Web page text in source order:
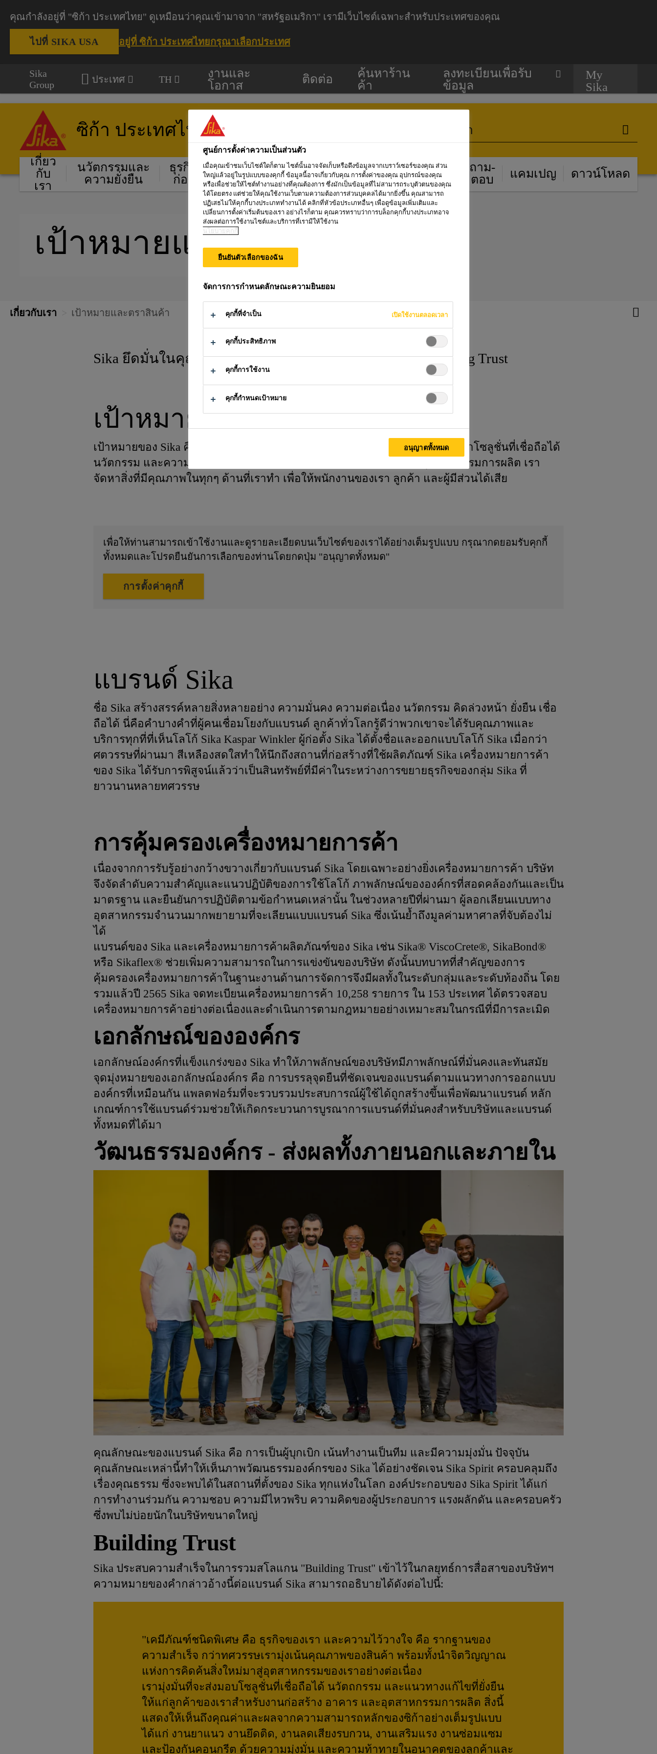
คุณกำลังอยู่ที่ "ซิก้า ประเทศไทย" ดูเหมือนว่าคุณเข้ามาจาก "สหรัฐอเมริกา" เรามีเว็บไซต์เฉพาะสำหรับประเทศของคุณ
ไปที่ SIKA USA อยู่ที่ ซิก้า ประเทศไทยกรุณาเลือกประเทศ
Sika
Group
ประเทศ TH
งานและ
โอกาส
ติดต่อ
ค้นหาร้าน
ค้า
ลงทะเบียนเพื่อรับ
ข้อมูล
My
Sika
ซิก้า ประเทศไทย
เกี่ยว
กับ
เรา
นวัตกรรมและ
ความยั่งยืน
ธุรกิจงาน
ก่อสร้าง
ธุรกิจกาว
อุตสาหกรรม
ธุรกิจ
ร้าน
ค้า
โครงการ
อ้างอิง
เรื่อง
น่ารู้
ถาม-
ตอบ
แคมเปญ ดาวน์โหลด
เป้าหมายและตราสินค้า
เกี่ยวกับเรา เป้าหมายและตราสินค้า
Sika ยึดมั่นในคุณภาพ นวัตกรรม และการบริการลูกค้า - Building Trust
เป้าหมายของ Sika
เป้าหมายของ Sika คือ การมุ่งหวังที่จะพบกับความท้าทายในอนาคตโดยการจัดหาโซลูชั่นที่เชื่อถือได้
นวัตกรรม และความยั่งยืนในระยะยาวสำหรับการก่อสร้าง อาคาร และอุตสาหกรรมการผลิต เรา
จัดหาสิ่งที่มีคุณภาพในทุกๆ ด้านที่เราทำ เพื่อให้พนักงานของเรา ลูกค้า และผู้มีส่วนได้เสีย
เพื่อให้ท่านสามารถเข้าใช้งานและดูรายละเอียดบนเว็บไซต์ของเราได้อย่างเต็มรูปแบบ กรุณากดยอมรับคุกกี้
ทั้งหมดและโปรดยืนยันการเลือกของท่านโดยกดปุ่ม "อนุญาตทั้งหมด"
การตั้งค่าคุกกี้
แบรนด์ Sika
ชื่อ Sika สร้างสรรค์หลายสิ่งหลายอย่าง ความมั่นคง ความต่อเนื่อง นวัตกรรม คิดล่วงหน้า ยั่งยืน เชื่อ
ถือได้ นี่คือคำบางคำที่ผู้คนเชื่อมโยงกับแบรนด์ ลูกค้าทั่วโลกรู้ดีว่าพวกเขาจะได้รับคุณภาพและ
บริการทุกที่ที่เห็นโลโก้ Sika Kaspar Winkler ผู้ก่อตั้ง Sika ได้ตั้งชื่อและออกแบบโลโก้ Sika เมื่อกว่า
ศตวรรษที่ผ่านมา สีเหลืองสดใสทำให้นึกถึงสถานที่ก่อสร้างที่ใช้ผลิตภัณฑ์ Sika เครื่องหมายการค้า
ของ Sika ได้รับการพิสูจน์แล้วว่าเป็นสินทรัพย์ที่มีค่าในระหว่างการขยายธุรกิจของกลุ่ม Sika ที่
ยาวนานหลายทศวรรษ
การคุ้มครองเครื่องหมายการค้า
เนื่องจากการรับรู้อย่างกว้างขวางเกี่ยวกับแบรนด์ Sika โดยเฉพาะอย่างยิ่งเครื่องหมายการค้า บริษัท
จึงจัดลำดับความสำคัญและแนวปฏิบัติของการใช้โลโก้ ภาพลักษณ์ขององค์กรที่สอดคล้องกันและเป็น
มาตรฐาน และยืนยันการปฏิบัติตามข้อกำหนดเหล่านั้น ในช่วงหลายปีที่ผ่านมา ผู้ลอกเลียนแบบทาง
อุตสาหกรรมจำนวนมากพยายามที่จะเลียนแบบแบรนด์ Sika ซึ่งเน้นย้ำถึงมูลค่ามหาศาลที่จับต้องไม่
ได้
แบรนด์ของ Sika และเครื่องหมายการค้าผลิตภัณฑ์ของ Sika เช่น Sika® ViscoCrete®, SikaBond®
หรือ Sikaflex® ช่วยเพิ่มความสามารถในการแข่งขันของบริษัท ดังนั้นบทบาทที่สำคัญของการ
คุ้มครองเครื่องหมายการค้าในฐานะงานด้านการจัดการจึงมีผลทั้งในระดับกลุ่มและระดับท้องถิ่น โดย
รวมแล้วปี 2565 Sika จดทะเบียนเครื่องหมายการค้า 10,258 รายการ ใน 153 ประเทศ ได้ตรวจสอบ
เครื่องหมายการค้าอย่างต่อเนื่องและดำเนินการตามกฎหมายอย่างเหมาะสมในกรณีที่มีการละเมิด
เอกลักษณ์ขององค์กร
เอกลักษณ์องค์กรที่แข็งแกร่งของ Sika ทำให้ภาพลักษณ์ของบริษัทมีภาพลักษณ์ที่มั่นคงและทันสมัย
จุดมุ่งหมายของเอกลักษณ์องค์กร คือ การบรรลุจุดยืนที่ชัดเจนของแบรนด์ตามแนวทางการออกแบบ
องค์กรที่เหมือนกัน แพลตฟอร์มที่จะรวบรวมประสบการณ์ผู้ใช้ได้ถูกสร้างขึ้นเพื่อพัฒนาแบรนด์ หลัก
เกณฑ์การใช้แบรนด์ร่วมช่วยให้เกิดกระบวนการบูรณาการแบรนด์ที่มั่นคงสำหรับบริษัทและแบรนด์
ทั้งหมดที่ได้มา
วัฒนธรรมองค์กร - ส่งผลทั้งภายนอกและภายใน
คุณลักษณะของแบรนด์ Sika คือ การเป็นผู้บุกเบิก เน้นทำงานเป็นทีม และมีความมุ่งมั่น ปัจจุบัน
คุณลักษณะเหล่านี้ทำให้เห็นภาพวัฒนธรรมองค์กรของ Sika ได้อย่างชัดเจน Sika Spirit ครอบคลุมถึง
เรื่องคุณธรรม ซึ่งจะพบได้ในสถานที่ตั้งของ Sika ทุกแห่งในโลก องค์ประกอบของ Sika Spirit ได้แก่
การทำงานร่วมกัน ความชอบ ความมีไหวพริบ ความคิดของผู้ประกอบการ แรงผลักดัน และครอบครัว
ซึ่งพบไม่บ่อยนักในบริษัทขนาดใหญ่
Building Trust
Sika ประสบความสําเร็จในการรวมสโลแกน "Building Trust" เข้าไว้ในกลยุทธ์การสื่อสาของบริษัทฯ
ความหมายของคำกล่าวอ้างนี้ต่อแบรนด์ Sika สามารถอธิบายได้ดังต่อไปนี้:
"เคมีภัณฑ์ชนิดพิเศษ คือ ธุรกิจของเรา และความไว้วางใจ คือ รากฐานของ
ความสำเร็จ กว่าทศวรรษเรามุ่งเน้นคุณภาพของสินค้า พร้อมทั้งนำจิตวิญญาณ
แห่งการคิดค้นสิ่งใหม่มาสู่อุตสาหกรรมของเราอย่างต่อเนื่อง
เรามุ่งมั่นที่จะส่งมอบโซลูชั่นที่เชื่อถือได้ นวัตถกรรม และแนวทางแก้ไขที่ยั่งยืน
ให้แก่ลูกค้าของเราสำหรับงานก่อสร้าง อาคาร และอุตสาหกรรมการผลิต สิ่งนี้
แสดงให้เห็นถึงคุณค่าและผลจากความสามารถหลักของซิก้าอย่างเต็มรูปแบบ
ได้แก่ งานยาแนว งานยึดติด, งานลดเสียงรบกวน, งานเสริมแรง งานซ่อมแซม
และป้องกันคอนกรีต ด้วยความมุ่งมั่น และความท้าทายในอนาคตของลูกค้าและ
ศูนย์การตั้งค่าความเป็นส่วนตัว
เมื่อคุณเข้าชมเว็บไซต์ใดก็ตาม ไซต์นั้นอาจจัดเก็บหรือดึงข้อมูลจากเบราว์เซอร์ของคุณ ส่วน
ใหญ่แล้วอยู่ในรูปแบบของคุกกี้ ข้อมูลนี้อาจเกี่ยวกับคุณ การตั้งค่าของคุณ อุปกรณ์ของคุณ
หรือเพื่อช่วยให้ไซต์ทำงานอย่างที่คุณต้องการ ซึ่งมักเป็นข้อมูลที่ไม่สามารถระบุตัวตนของคุณ
ได้โดยตรง แต่ช่วยให้คุณใช้งานเว็บตามความต้องการส่วนบุคคลได้มากยิ่งขึ้น คุณสามารถ
ปฏิเสธไม่ให้คุกกี้บางประเภททำงานได้ คลิกที่หัวข้อประเภทอื่นๆ เพื่อดูข้อมูลเพิ่มเติมและ
เปลี่ยนการตั้งค่าเริ่มต้นของเรา อย่างไรก็ตาม คุณควรทราบว่าการบล็อกคุกกี้บางประเภทอาจ
ส่งผลต่อการใช้งานไซต์และบริการที่เรามีให้ใช้งาน
นโยบายคุกกี้
ยืนยันตัวเลือกของฉัน
จัดการการกำหนดลักษณะความยินยอม
คุกกี้ที่จำเป็น เปิดใช้งานตลอดเวลา
คุกกี้ประสิทธิภาพ
คุกกี้การใช้งาน
คุกกี้กำหนดเป้าหมาย
อนุญาตทั้งหมด